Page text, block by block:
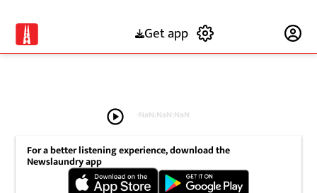
Get app
play_circle -NaN:NaN:NaN
For a better listening experience, download the
Newslaundry app